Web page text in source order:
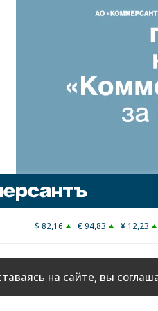
$ 82,16 € 94,83 ¥ 12,23
на сайте, вы